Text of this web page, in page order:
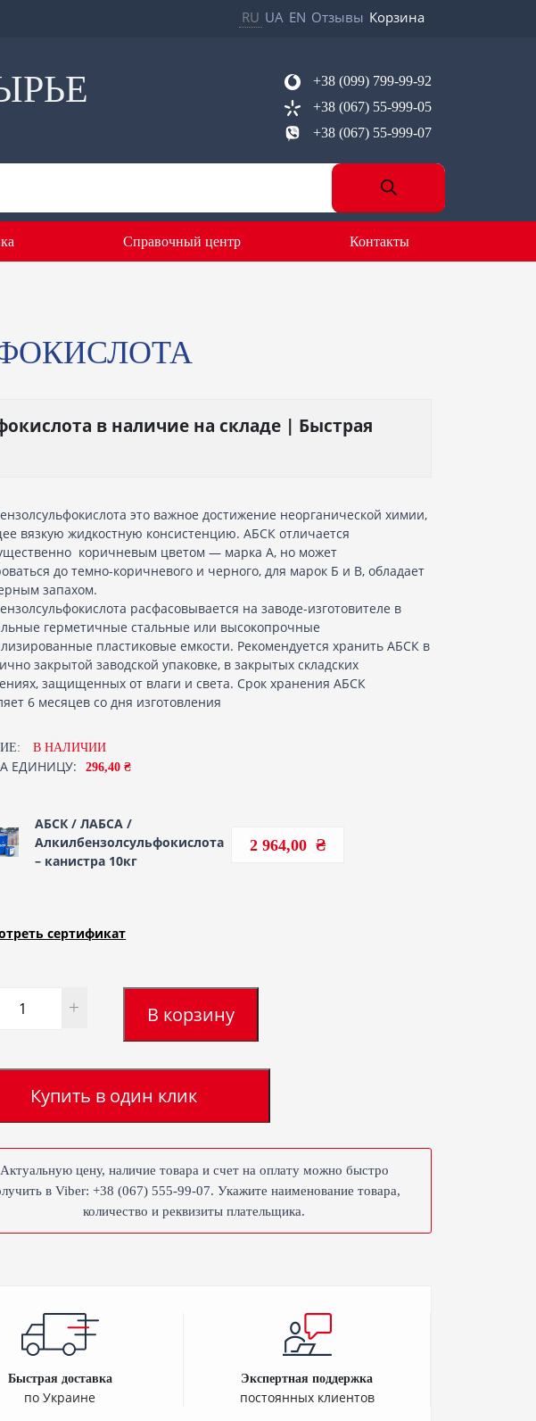
RU UA EN Отзывы Корзина
+38 (099) 799-99-92
+38 (067) 55-999-05
+38 (067) 55-999-07
Справочный центр Контакты
в наличие на складе | Быстрая
это важное достижение неорганической химии,
вязкую жидкостную консистенцию. АБСК отличается
коричневым цветом — марка А, но может
до темно-коричневого и черного, для марок Б и В, обладает
запахом.
расфасовывается на заводе-изготовителе в
герметичные стальные или высокопрочные
пластиковые емкости. Рекомендуется хранить АБСК в
закрытой заводской упаковке, в закрытых складских
защищенных от влаги и света. Срок хранения АБСК
6 месяцев со дня изготовления
АБСК / ЛАБСА /
Алкилбензолсульфокислота
– канистра 10кг
2 964,00
В НАЛИЧИИ
ЕДИНИЦУ: 296,40 ₴
сертификат
В корзину
Купить в один клик
Актуальную цену, наличие товара и счет на оплату можно быстро
в Viber: +38 (067) 555-99-07. Укажите наименование товара,
количество и реквизиты плательщика.
Быстрая доставка
по Украине
Экспертная поддержка
постоянных клиентов